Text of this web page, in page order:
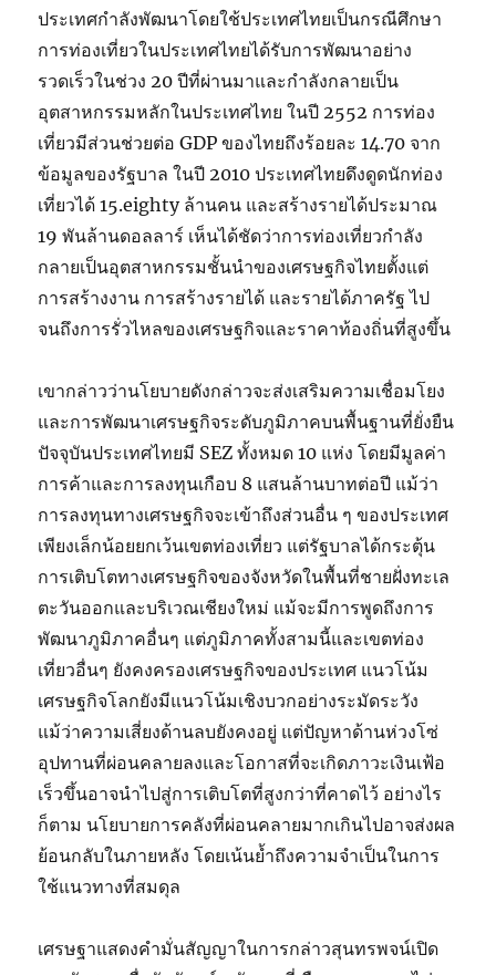
ประเทศกำลังพัฒนาโดยใช้ประเทศไทยเป็นกรณีศึกษา
การท่องเที่ยวในประเทศไทยได้รับการพัฒนาอย่าง
รวดเร็วในช่วง 20 ปีที่ผ่านมาและกำลังกลายเป็น
อุตสาหกรรมหลักในประเทศไทย ในปี 2552 การท่อง
เที่ยวมีส่วนช่วยต่อ GDP ของไทยถึงร้อยละ 14.70 จาก
ข้อมูลของรัฐบาล ในปี 2010 ประเทศไทยดึงดูดนักท่อง
เที่ยวได้ 15.eighty ล้านคน และสร้างรายได้ประมาณ
19 พันล้านดอลลาร์ เห็นได้ชัดว่าการท่องเที่ยวกำลัง
กลายเป็นอุตสาหกรรมชั้นนำของเศรษฐกิจไทยตั้งแต่
การสร้างงาน การสร้างรายได้ และรายได้ภาครัฐ ไป
จนถึงการรั่วไหลของเศรษฐกิจและราคาท้องถิ่นที่สูงขึ้น
เขากล่าวว่านโยบายดังกล่าวจะส่งเสริมความเชื่อมโยง
และการพัฒนาเศรษฐกิจระดับภูมิภาคบนพื้นฐานที่ยั่งยืน
ปัจจุบันประเทศไทยมี SEZ ทั้งหมด 10 แห่ง โดยมีมูลค่า
การค้าและการลงทุนเกือบ 8 แสนล้านบาทต่อปี แม้ว่า
การลงทุนทางเศรษฐกิจจะเข้าถึงส่วนอื่น ๆ ของประเทศ
เพียงเล็กน้อยยกเว้นเขตท่องเที่ยว แต่รัฐบาลได้กระตุ้น
การเติบโตทางเศรษฐกิจของจังหวัดในพื้นที่ชายฝั่งทะเล
ตะวันออกและบริเวณเชียงใหม่ แม้จะมีการพูดถึงการ
พัฒนาภูมิภาคอื่นๆ แต่ภูมิภาคทั้งสามนี้และเขตท่อง
เที่ยวอื่นๆ ยังคงครองเศรษฐกิจของประเทศ แนวโน้ม
เศรษฐกิจโลกยังมีแนวโน้มเชิงบวกอย่างระมัดระวัง
แม้ว่าความเสี่ยงด้านลบยังคงอยู่ แต่ปัญหาด้านห่วงโซ่
อุปทานที่ผ่อนคลายลงและโอกาสที่จะเกิดภาวะเงินเฟ้อ
เร็วขึ้นอาจนำไปสู่การเติบโตที่สูงกว่าที่คาดไว้ อย่างไร
ก็ตาม นโยบายการคลังที่ผ่อนคลายมากเกินไปอาจส่งผล
ย้อนกลับในภายหลัง โดยเน้นย้ำถึงความจำเป็นในการ
ใช้แนวทางที่สมดุล
เศรษฐาแสดงคำมั่นสัญญาในการกล่าวสุนทรพจน์เปิด